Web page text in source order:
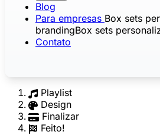
Blog
Para empresas Box sets
brandingBox sets
Contato
Playlist
Design
Finalizar
Feito!